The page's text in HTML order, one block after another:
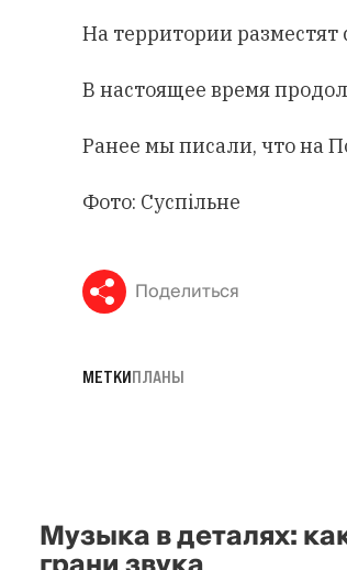
На территории разместят
В настоящее время
Ранее мы писали, что на
Фото: Суспільне
Поделиться
МЕТКИПЛАНЫ
Музыка в деталях: